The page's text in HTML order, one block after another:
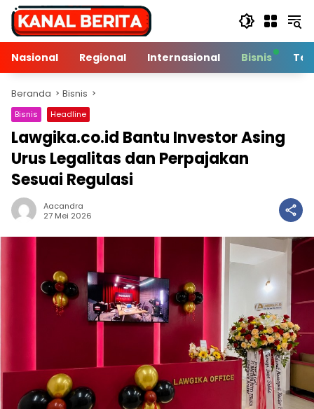
Langsung
konten
Nasional
Regional Internasional Bisnis
Beranda Bisnis
Bisnis Headline
Lawgika.co.id Bantu Investor Asing
Urus Legalitas dan Perpajakan
Sesuai Regulasi
Aacandra
27 Mei 2026